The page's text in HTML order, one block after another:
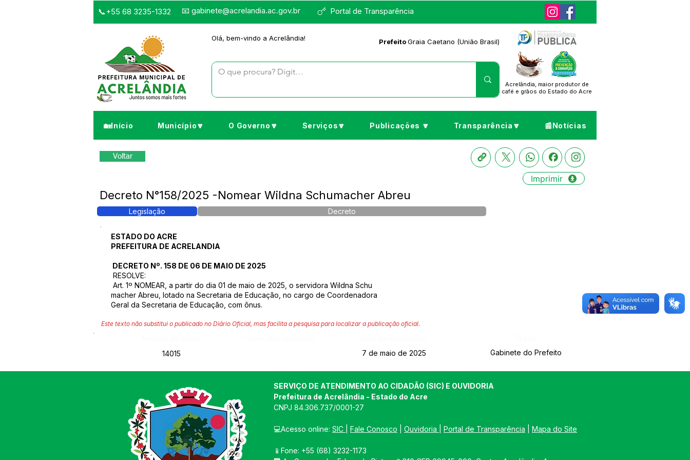
Portal de Transparência
📞+55 68 3235-1332 📧 gabinete@acrelandia.ac.gov.br
Olá, bem-vindo a Acrelândia! PrefeitoGraia Caetano (União Brasil)
Acrelândia, maior produtor de
café e grãos do Estado do Acre
🏡Início Município🔽 O Governo🔽 Serviços🔽 Publicações 🔽 Transparência🔽 📰Notícias
Voltar
Imprimir
Decreto N°158/2025 -Nomear Wildna Schumacher Abreu
Legislação Decreto
ESTADO DO ACRE
PREFEITURA DE ACRELANDIA
DECRETO Nº. 158 DE 06 DE MAIO DE 2025
RESOLVE:
Art. 1º NOMEAR, a partir do dia 01 de maio de 2025, o servidora Wildna Schu
macher Abreu, lotado na Secretaria de Educação, no cargo de Coordenadora
Geral da Secretaria de Educação, com ônus.
Este texto não substitui o publicado no Diário Oficial, mas facilita a pesquisa para localizar a publicação oficial.
14015
7 de maio de 2025 Gabinete do Prefeito
SERVIÇO DE ATENDIMENTO AO CIDADÃO (SIC) E OUVIDORIA
Prefeitura de Acrelândia - Estado do Acre
CNPJ 84.306.737/0001-27
💻Acesso online: SIC Fale Conosco Ouvidoria Portal de Transparência Mapa do Site
📱Fone: +55 (68) 3232-1173